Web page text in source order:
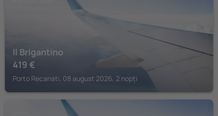
Il Brigantino
419 €
Porto Recanati, 08 august 2026, 2 nopți